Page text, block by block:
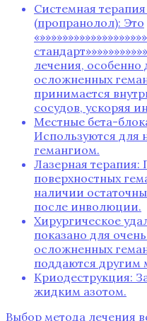
Системная
(пропранолол): Это
лечения‚
осложненных
принимается
сосудов‚ ускоряя
Местные бета-
Используются для
гемангиом.
Лазерная терапия:
поверхностных
наличии
после инволюции.
Хирургическое
показано для
осложненных
поддаются другим
Криодеструкция:
жидким азотом.
Выбор метода лечения